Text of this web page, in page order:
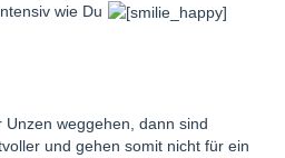
wie Du
Unzen weggehen, dann sind
und gehen somit nicht für ein